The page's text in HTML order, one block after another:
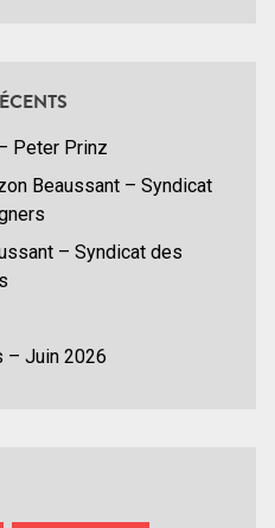
Peter Prinz
Beaussant – Syndicat
– Syndicat des
– Juin 2026